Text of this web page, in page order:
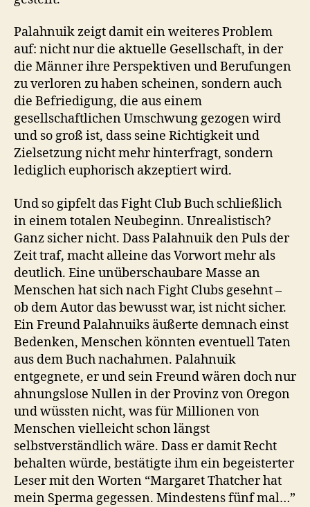
Palahnuik zeigt damit ein weiteres Problem
auf: nicht nur die aktuelle Gesellschaft, in der
die Männer ihre Perspektiven und Berufungen
zu verloren zu haben scheinen, sondern auch
die Befriedigung, die aus einem
gesellschaftlichen Umschwung gezogen wird
und so groß ist, dass seine Richtigkeit und
Zielsetzung nicht mehr hinterfragt, sondern
lediglich euphorisch akzeptiert wird.
Und so gipfelt das Fight Club Buch schließlich
in einem totalen Neubeginn. Unrealistisch?
Ganz sicher nicht. Dass Palahnuik den Puls der
Zeit traf, macht alleine das Vorwort mehr als
deutlich. Eine unüberschaubare Masse an
Menschen hat sich nach Fight Clubs gesehnt –
ob dem Autor das bewusst war, ist nicht sicher.
Ein Freund Palahnuiks äußerte demnach einst
Bedenken, Menschen könnten eventuell Taten
aus dem Buch nachahmen. Palahnuik
entgegnete, er und sein Freund wären doch nur
ahnungslose Nullen in der Provinz von Oregon
und wüssten nicht, was für Millionen von
Menschen vielleicht schon längst
selbstverständlich wäre. Dass er damit Recht
behalten würde, bestätigte ihm ein begeisterter
Leser mit den Worten “Margaret Thatcher hat
mein Sperma gegessen. Mindestens fünf mal…”